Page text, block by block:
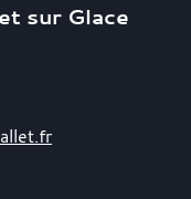
sur Glace